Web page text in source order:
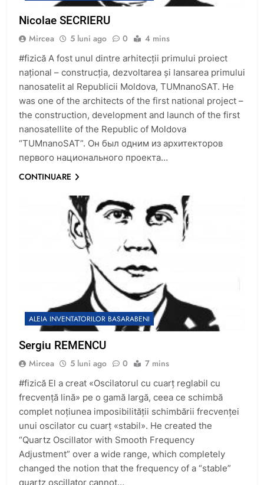
Nicolae SECRIERU
Mircea 5 luni ago 0 4 mins
#fizică A fost unul dintre arhitecții primului proiect
național – construcția, dezvoltarea și lansarea primului
nanosatelit al Republicii Moldova, TUMnanoSAT. He
was one of the architects of the first national project –
the construction, development and launch of the first
nanosatellite of the Republic of Moldova
“TUMnanoSAT”. Он был одним из архитекторов
первого национального проекта…
CONTINUARE
ALEIA INVENTATORILOR BASARABENI
Sergiu REMENCU
Mircea 5 luni ago 0 7 mins
#fizică El a creat «Oscilatorul cu cuarț reglabil cu
frecvență lină» pe o gamă largă, ceea ce schimbă
complet noțiunea imposibilității schimbării frecvenței
unui oscilator cu cuarț «stabil». He created the
“Quartz Oscillator with Smooth Frequency
Adjustment” over a wide range, which completely
changed the notion that the frequency of a “stable”
quartz oscillator cannot…